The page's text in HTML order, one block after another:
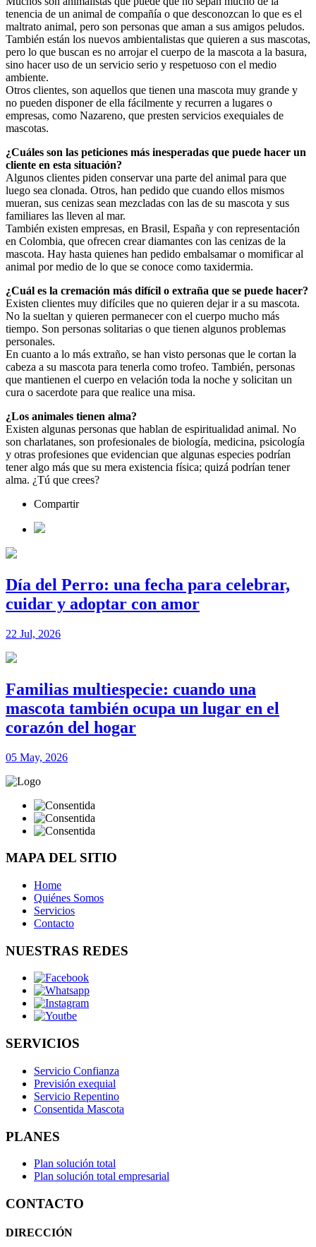
tenencia de un animal de compañía o que desconozcan lo que es el
maltrato animal, pero son personas que aman a sus amigos peludos.
También están los nuevos ambientalistas que quieren a sus mascotas,
pero lo que buscan es no arrojar el cuerpo de la mascota a la basura,
sino hacer uso de un servicio serio y respetuoso con el medio
ambiente.
Otros clientes, son aquellos que tienen una mascota muy grande y
no pueden disponer de ella fácilmente y recurren a lugares o
empresas, como Nazareno, que presten servicios exequiales de
mascotas.
¿Cuáles son las peticiones más inesperadas que puede hacer un
cliente en esta situación?
Algunos clientes piden conservar una parte del animal para que
luego sea clonada. Otros, han pedido que cuando ellos mismos
mueran, sus cenizas sean mezcladas con las de su mascota y sus
familiares las lleven al mar.
También existen empresas, en Brasil, España y con representación
en Colombia, que ofrecen crear diamantes con las cenizas de la
mascota. Hay hasta quienes han pedido embalsamar o momificar al
animal por medio de lo que se conoce como taxidermia.
¿Cuál es la cremación más difícil o extraña que se puede hacer?
Existen clientes muy difíciles que no quieren dejar ir a su mascota.
No la sueltan y quieren permanecer con el cuerpo mucho más
tiempo. Son personas solitarias o que tienen algunos problemas
personales.
En cuanto a lo más extraño, se han visto personas que le cortan la
cabeza a su mascota para tenerla como trofeo. También, personas
que mantienen el cuerpo en velación toda la noche y solicitan un
cura o sacerdote para que realice una misa.
¿Los animales tienen alma?
Existen algunas personas que hablan de espiritualidad animal. No
son charlatanes, son profesionales de biología, medicina, psicología
y otras profesiones que evidencian que algunas especies podrían
tener algo más que su mera existencia física; quizá podrían tener
alma. ¿Tú que crees?
Compartir
Día del Perro: una fecha para celebrar,
cuidar y adoptar con amor
22 Jul, 2026
Familias multiespecie: cuando una
mascota también ocupa un lugar en el
corazón del hogar
05 May, 2026
MAPA DEL SITIO
Home
Quiénes Somos
Servicios
Contacto
NUESTRAS REDES
SERVICIOS
Servicio Confianza
Previsión exequial
Servicio Repentino
Consentida Mascota
PLANES
Plan solución total
Plan solución total empresarial
CONTACTO
DIRECCIÓN